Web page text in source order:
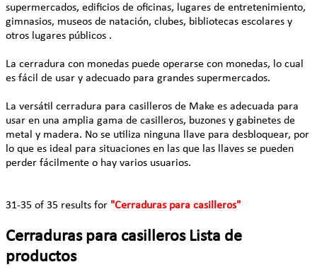
supermercados, edificios de oficinas, lugares de entretenimiento,
gimnasios, museos de natación, clubes, bibliotecas escolares y
otros lugares públicos .
La cerradura con monedas puede operarse con monedas, lo cual
es fácil de usar y adecuado para grandes supermercados.
La versátil cerradura para casilleros de Make es adecuada para
usar en una amplia gama de casilleros, buzones y gabinetes de
metal y madera. No se utiliza ninguna llave para desbloquear, por
lo que es ideal para situaciones en las que las llaves se pueden
perder fácilmente o hay varios usuarios.
31-35 of 35 results for "Cerraduras para casilleros"
Cerraduras para casilleros Lista de
productos